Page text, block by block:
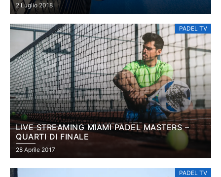
2 Luglio 2018
PADEL TV
LIVE STREAMING MIAMI PADEL MASTERS –
QUARTI DI FINALE
28 Aprile 2017
PADEL TV